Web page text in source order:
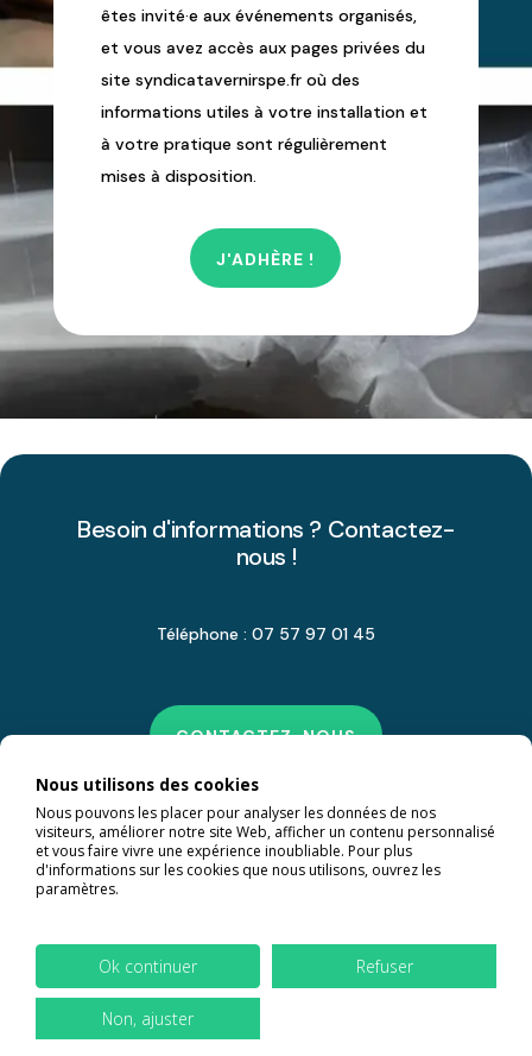
êtes invité·e aux événements organisés,
et vous avez accès aux pages privées du
site syndicatavernirspe.fr où des
informations utiles à votre installation et
à votre pratique sont régulièrement
mises à disposition.
J'ADHÈRE !
Besoin d'informations ? Contactez-
nous !
Téléphone : 07 57 97 01 45
CONTACTEZ-NOUS
Nous utilisons des cookies
Nous pouvons les placer pour analyser les données de nos
visiteurs, améliorer notre site Web, afficher un contenu personnalisé
et vous faire vivre une expérience inoubliable. Pour plus
d'informations sur les cookies que nous utilisons, ouvrez les
paramètres.
Ok continuer Refuser
Non, ajuster